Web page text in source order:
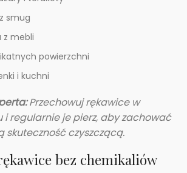
smug
z mebli
powierzchni
i kuchni
Przechowuj rękawice w
i regularnie je pierz, aby zachować
skuteczność czyszczącą.
bez chemikaliów